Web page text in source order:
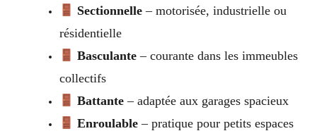
Sectionnelle – motorisée, industrielle ou
résidentielle
Basculante – courante dans les immeubles
collectifs
Battante – adaptée aux garages spacieux
Enroulable – pratique pour petits espaces